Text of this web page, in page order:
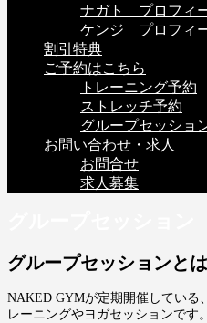
ナガト プロフィ
ケンジ プロフィ
割引特典
ご予約はこちら
トレーニング予約
ストレッチ予約
グループセッショ
お問い合わせ・求人
お問合せ
求人募集
グループセッションとは
NAKED GYMが定期開催している
レーニングやヨガセッションです。